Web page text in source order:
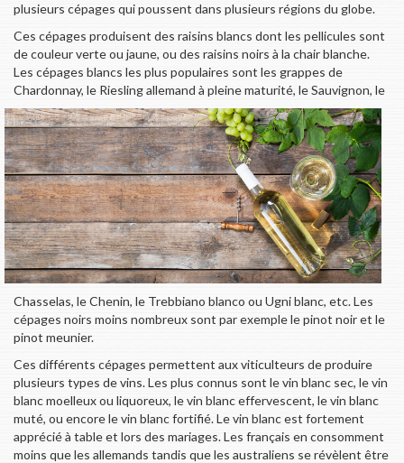
plusieurs cépages qui poussent dans plusieurs régions du globe.
Ces cépages produisent des raisins blancs dont les pellicules sont
de couleur verte ou jaune, ou des raisins noirs à la chair blanche.
Les cépages blancs les plus populaires sont les grappes de
Chardonnay, le Riesling allemand à pleine maturité, le Sauvignon, le
Chasselas, le Chenin, le Trebbiano blanco ou Ugni blanc, etc. Les
cépages noirs moins nombreux sont par exemple le pinot noir et le
pinot meunier.
Ces différents cépages permettent aux viticulteurs de produire
plusieurs types de vins. Les plus connus sont le vin blanc sec, le vin
blanc moelleux ou liquoreux, le vin blanc effervescent, le vin blanc
muté, ou encore le vin blanc fortifié. Le vin blanc est fortement
apprécié à table et lors des mariages. Les français en consomment
moins que les allemands tandis que les australiens se révèlent être